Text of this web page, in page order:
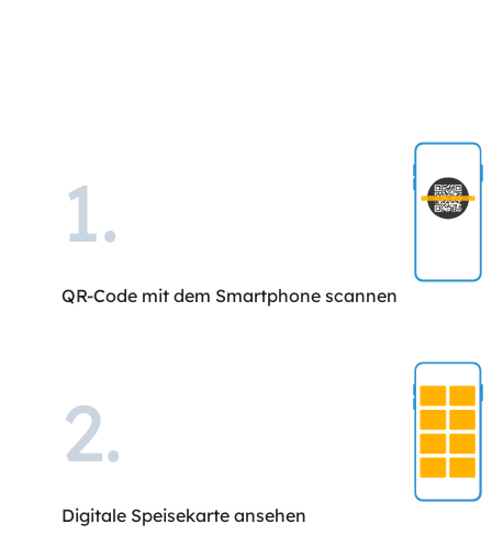
1.
QR-Code mit dem Smartphone scannen
2.
Digitale Speisekarte ansehen